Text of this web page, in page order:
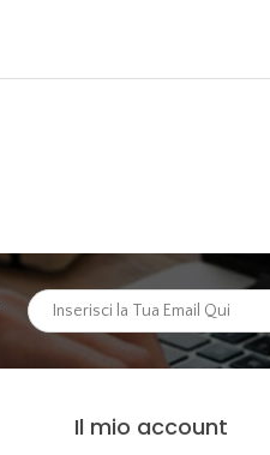
Il mio account